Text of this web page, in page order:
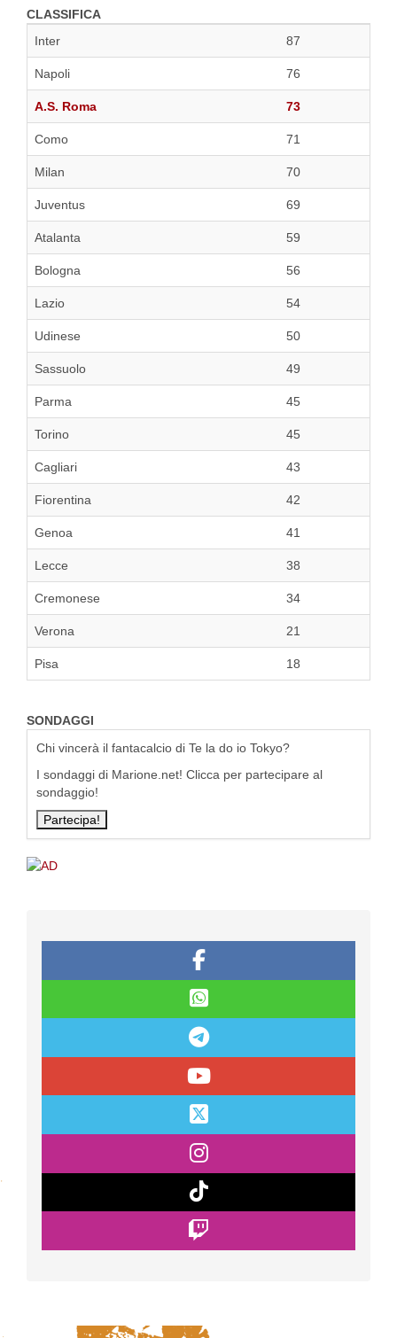
CLASSIFICA
Inter
87
Napoli 76
A.S. Roma 73
Como 71
Milan 70
Juventus 69
Atalanta 59
Bologna 56
Lazio 54
Udinese 50
Sassuolo 49
Parma 45
Torino 45
Cagliari 43
Fiorentina 42
Genoa 41
Lecce 38
Cremonese 34
Verona 21
Pisa 18
SONDAGGI
Chi vincerà il fantacalcio di Te la do io Tokyo?
I sondaggi di Marione.net! Clicca per partecipare al
sondaggio!